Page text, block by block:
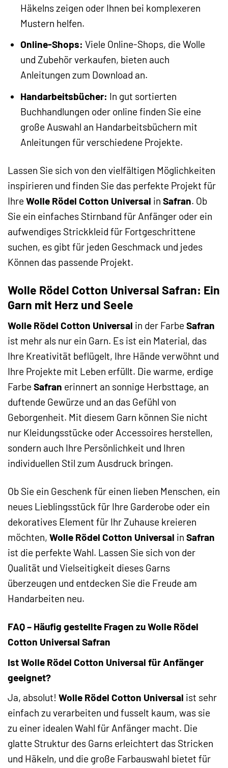
Häkelns zeigen oder Ihnen bei komplexeren
Mustern helfen.
Online-Shops: Viele Online-Shops, die Wolle
und Zubehör verkaufen, bieten auch
Anleitungen zum Download an.
Handarbeitsbücher: In gut sortierten
Buchhandlungen oder online finden Sie eine
große Auswahl an Handarbeitsbüchern mit
Anleitungen für verschiedene Projekte.
Lassen Sie sich von den vielfältigen Möglichkeiten
inspirieren und finden Sie das perfekte Projekt für
Ihre Wolle Rödel Cotton Universal in Safran. Ob
Sie ein einfaches Stirnband für Anfänger oder ein
aufwendiges Strickkleid für Fortgeschrittene
suchen, es gibt für jeden Geschmack und jedes
Können das passende Projekt.
Wolle Rödel Cotton Universal Safran: Ein
Garn mit Herz und Seele
Wolle Rödel Cotton Universal in der Farbe Safran
ist mehr als nur ein Garn. Es ist ein Material, das
Ihre Kreativität beflügelt, Ihre Hände verwöhnt und
Ihre Projekte mit Leben erfüllt. Die warme, erdige
Farbe Safran erinnert an sonnige Herbsttage, an
duftende Gewürze und an das Gefühl von
Geborgenheit. Mit diesem Garn können Sie nicht
nur Kleidungsstücke oder Accessoires herstellen,
sondern auch Ihre Persönlichkeit und Ihren
individuellen Stil zum Ausdruck bringen.
Ob Sie ein Geschenk für einen lieben Menschen, ein
neues Lieblingsstück für Ihre Garderobe oder ein
dekoratives Element für Ihr Zuhause kreieren
möchten, Wolle Rödel Cotton Universal in Safran
ist die perfekte Wahl. Lassen Sie sich von der
Qualität und Vielseitigkeit dieses Garns
überzeugen und entdecken Sie die Freude am
Handarbeiten neu.
FAQ – Häufig gestellte Fragen zu Wolle Rödel
Cotton Universal Safran
Ist Wolle Rödel Cotton Universal für Anfänger
geeignet?
Ja, absolut! Wolle Rödel Cotton Universal ist sehr
einfach zu verarbeiten und fusselt kaum, was sie
zu einer idealen Wahl für Anfänger macht. Die
glatte Struktur des Garns erleichtert das Stricken
und Häkeln, und die große Farbauswahl bietet für